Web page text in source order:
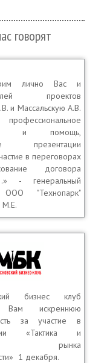
говорят
лично Вас и
проектов
и Массальскую А.В.
и помощь,
презентации
в переговорах
договора
- генеральный
"Технопарк"
М.Е.
бизнес клуб
Вам искреннюю
за участие в
«Тактика и
рынка
1 декабря.